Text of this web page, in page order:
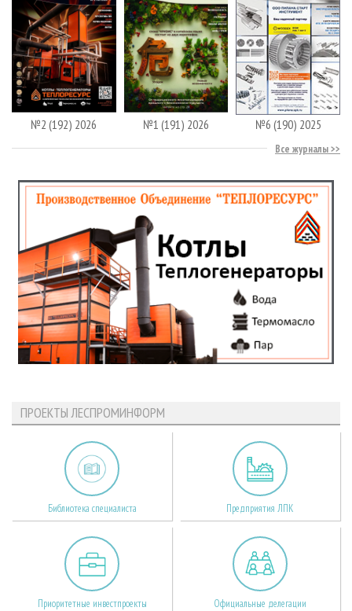
№2 (192) 2026 №1 (191) 2026 №6 (190) 2025
Все журналы
ПРОЕКТЫ ЛЕСПРОМИНФОРМ
Библиотека специалиста Предприятия ЛПК
Приоритетные инвестпроекты Официальные делегации